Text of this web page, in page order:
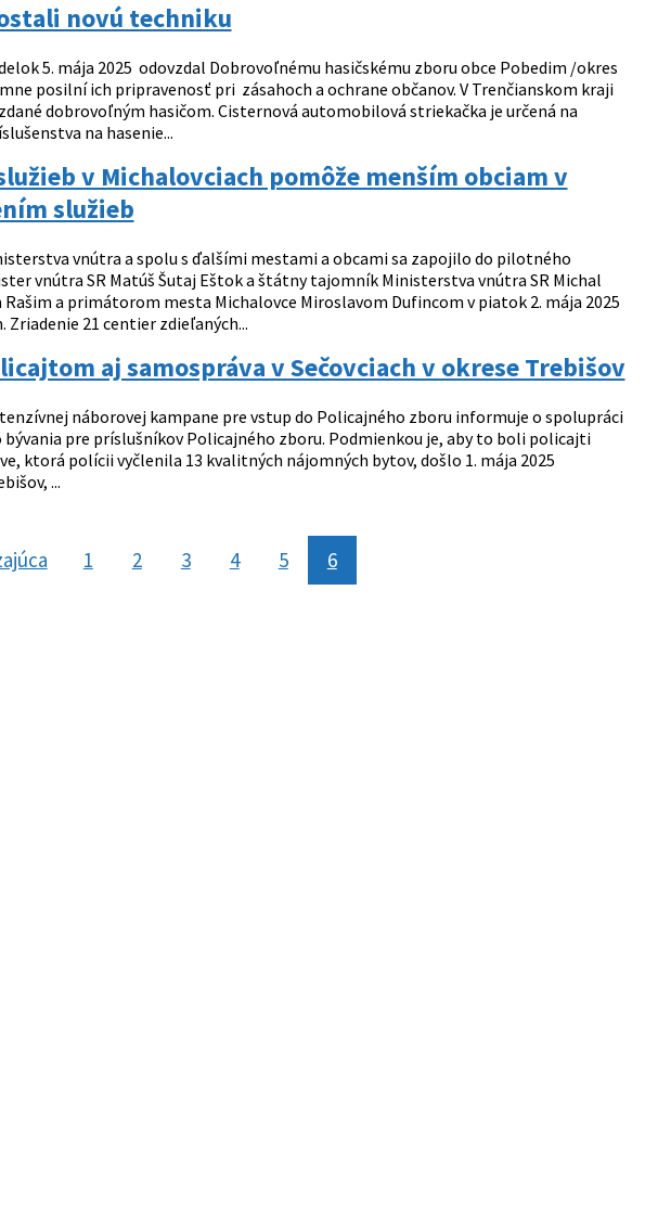
novú techniku
5. mája 2025 odovzdal Dobrovoľnému hasičskému zboru obce Pobedim /okres
posilní ich pripravenosť pri zásahoch a ochrane občanov. V Trenčianskom kraji
dobrovoľným hasičom. Cisternová automobilová striekačka je určená na
na hasenie...
v Michalovciach pomôže menším obciam v
služieb
vnútra a spolu s ďalšími mestami a obcami sa zapojilo do pilotného
vnútra SR Matúš Šutaj Eštok a štátny tajomník Ministerstva vnútra SR Michal
a primátorom mesta Michalovce Miroslavom Dufincom v piatok 2. mája 2025
21 centier zdieľaných...
aj samospráva v Sečovciach v okrese Trebišov
náborovej kampane pre vstup do Policajného zboru informuje o spolupráci
pre príslušníkov Policajného zboru. Podmienkou je, aby to boli policajti
ktorá polícii vyčlenila 13 kvalitných nájomných bytov, došlo 1. mája 2025
...
stránka
1 2 3 4 5 6